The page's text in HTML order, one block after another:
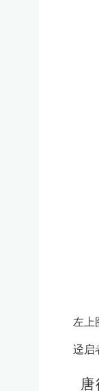
左 上
迳 启